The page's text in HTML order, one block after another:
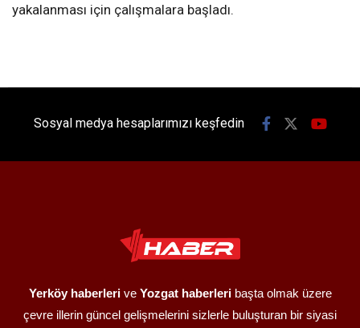
yakalanması için çalışmalara başladı.
Sosyal medya hesaplarımızı keşfedin
Yerköy haberlerive Yozgat haberleribaşta olmak üzere
çevre illerin güncel gelişmelerini sizlerle buluşturan bir siyasi